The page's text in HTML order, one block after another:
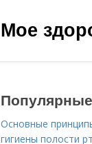
Мое
Основные
гигиены полости